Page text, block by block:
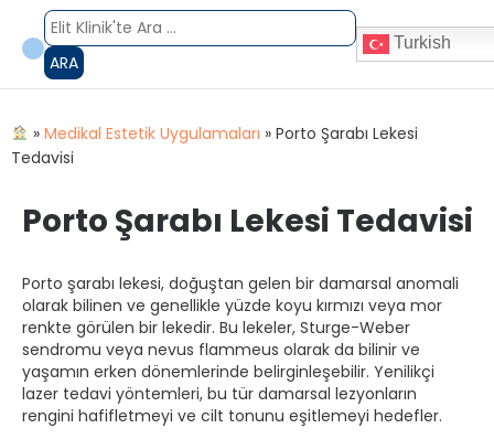
ARA
Turkish
» Medikal Estetik Uygulamaları » Porto Şarabı Lekesi
Tedavisi
Porto Şarabı Lekesi Tedavisi
Porto şarabı lekesi, doğuştan gelen bir damarsal anomali
olarak bilinen ve genellikle yüzde koyu kırmızı veya mor
renkte görülen bir lekedir. Bu lekeler, Sturge-Weber
sendromu veya nevus flammeus olarak da bilinir ve
yaşamın erken dönemlerinde belirginleşebilir. Yenilikçi
lazer tedavi yöntemleri, bu tür damarsal lezyonların
rengini hafifletmeyi ve cilt tonunu eşitlemeyi hedefler.